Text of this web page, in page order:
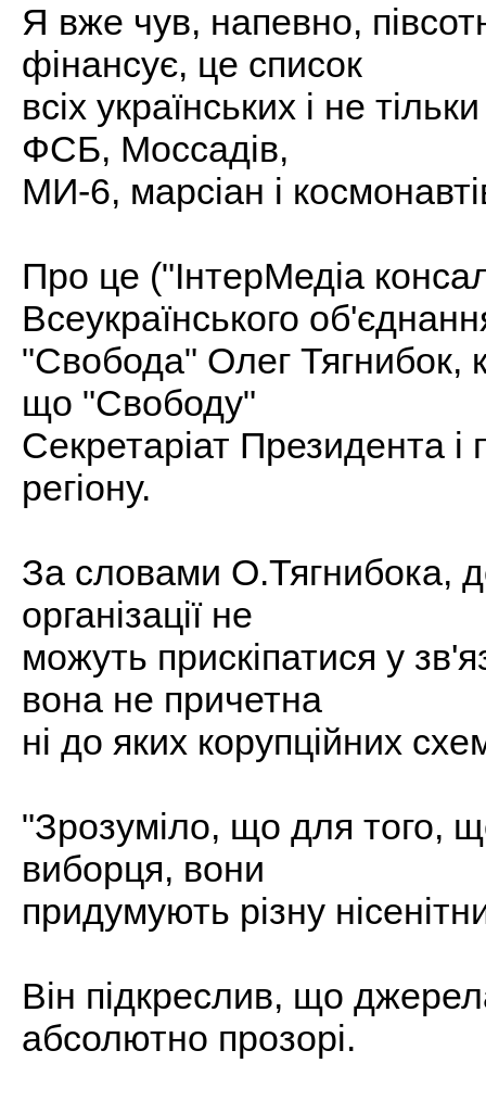
Я вже чув, напевно,
фінансує, це список
всіх українських і не
ФСБ, Моссадів,
МИ-6, марсіан і
Про це ("ІнтерМедіа
Всеукраїнського
"Свобода" Олег Тягнибок,
що "Свободу"
Секретаріат Президента і
регіону.
За словами О.Тягнибока,
організації не
можуть прискіпатися у
вона не причетна
ні до яких корупційних
"Зрозуміло, що для того,
виборця, вони
придумують різну
Він підкреслив, що
абсолютно прозорі.